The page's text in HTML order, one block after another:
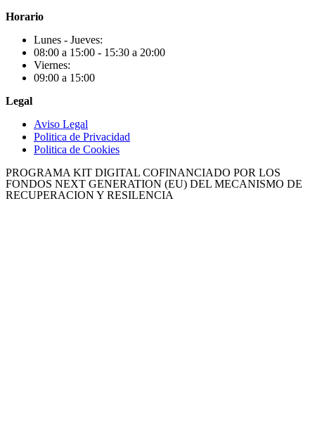
Horario
Lunes - Jueves:
08:00 a 15:00 - 15:30 a 20:00
Viernes:
09:00 a 15:00
Legal
Aviso Legal
Politica de Privacidad
Politica de Cookies
PROGRAMA KIT DIGITAL COFINANCIADO POR LOS
FONDOS NEXT GENERATION (EU) DEL MECANISMO DE
RECUPERACION Y RESILENCIA